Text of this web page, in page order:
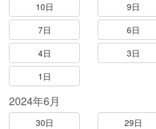
10日
9日
7日
6日
4日
3日
1日
2024年6月
30日 29日